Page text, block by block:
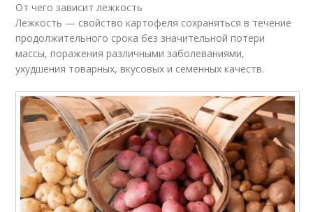
От чего зависит лежкость
Лежкость — свойство картофеля сохраняться в течение
продолжительного срока без значительной потери
массы, поражения различными заболеваниями,
ухудшения товарных, вкусовых и семенных качеств.